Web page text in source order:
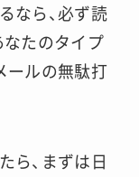
なら、必ず読
なたのタイプ
ールの無駄打
ら、まずは日